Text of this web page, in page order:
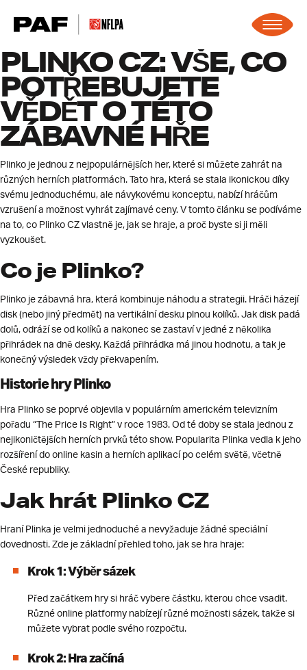
PLINKO CZ: VŠE, CO
POTŘEBUJETE
VĚDĚT O TÉTO
ZÁBAVNÉ HŘE
Plinko je jednou z nejpopulárnějších her, které si můžete zahrát na
různých herních platformách. Tato hra, která se stala ikonickou díky
svému jednoduchému, ale návykovému konceptu, nabízí hráčům
vzrušení a možnost vyhrát zajímavé ceny. V tomto článku se podíváme
na to, co Plinko CZ vlastně je, jak se hraje, a proč byste si ji měli
vyzkoušet.
Co je Plinko?
Plinko je zábavná hra, která kombinuje náhodu a strategii. Hráči házejí
disk (nebo jiný předmět) na vertikální desku plnou kolíků. Jak disk padá
dolů, odráží se od kolíků a nakonec se zastaví v jedné z několika
přihrádek na dně desky. Každá přihrádka má jinou hodnotu, a tak je
konečný výsledek vždy překvapením.
Historie hry Plinko
Hra Plinko se poprvé objevila v populárním americkém televizním
pořadu “The Price Is Right” v roce 1983. Od té doby se stala jednou z
nejikoničtějších herních prvků této show. Popularita Plinka vedla k jeho
rozšíření do online kasin a herních aplikací po celém světě, včetně
České republiky.
Jak hrát Plinko CZ
Hraní Plinka je velmi jednoduché a nevyžaduje žádné speciální
dovednosti. Zde je základní přehled toho, jak se hra hraje:
Krok 1: Výběr sázek
Před začátkem hry si hráč vybere částku, kterou chce vsadit.
Různé online platformy nabízejí různé možnosti sázek, takže si
můžete vybrat podle svého rozpočtu.
Krok 2: Hra začíná